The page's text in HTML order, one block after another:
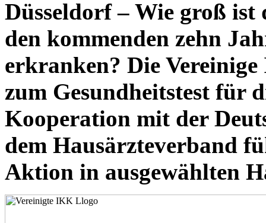
Düsseldorf – Wie groß ist
den kommenden zehn
erkranken? Die
zum Gesundheitstest für
Kooperation mit der
dem Hausärzteverband
Aktion in ausgewählten